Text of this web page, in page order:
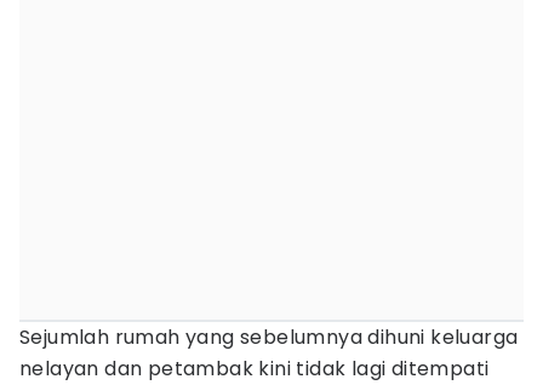
Sejumlah rumah yang sebelumnya dihuni keluarga
nelayan dan petambak kini tidak lagi ditempati